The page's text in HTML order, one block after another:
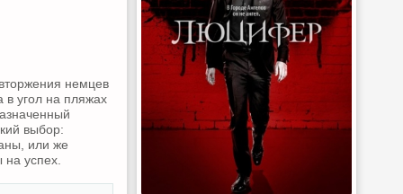
немцев
в угол на пляжах
выбор:
или же
успех.